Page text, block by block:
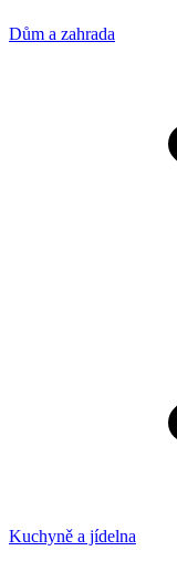
Dům a zahrada
Kuchyně a jídelna